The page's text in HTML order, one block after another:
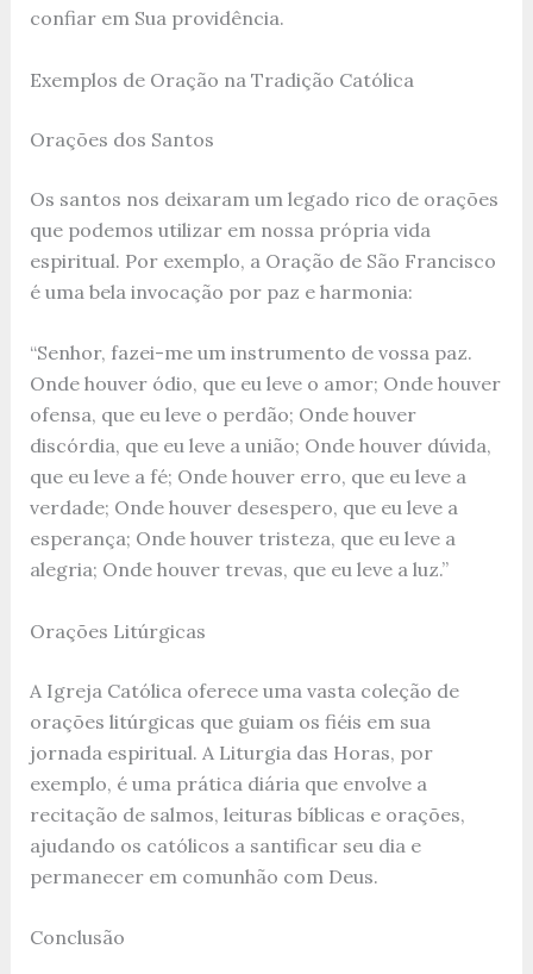
confiar em Sua providência.
Exemplos de Oração na Tradição Católica
Orações dos Santos
Os santos nos deixaram um legado rico de orações
que podemos utilizar em nossa própria vida
espiritual. Por exemplo, a Oração de São Francisco
é uma bela invocação por paz e harmonia:
“Senhor, fazei-me um instrumento de vossa paz.
Onde houver ódio, que eu leve o amor; Onde houver
ofensa, que eu leve o perdão; Onde houver
discórdia, que eu leve a união; Onde houver dúvida,
que eu leve a fé; Onde houver erro, que eu leve a
verdade; Onde houver desespero, que eu leve a
esperança; Onde houver tristeza, que eu leve a
alegria; Onde houver trevas, que eu leve a luz.”
Orações Litúrgicas
A Igreja Católica oferece uma vasta coleção de
orações litúrgicas que guiam os fiéis em sua
jornada espiritual. A Liturgia das Horas, por
exemplo, é uma prática diária que envolve a
recitação de salmos, leituras bíblicas e orações,
ajudando os católicos a santificar seu dia e
permanecer em comunhão com Deus.
Conclusão